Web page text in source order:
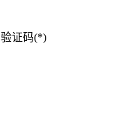
验证码(*)